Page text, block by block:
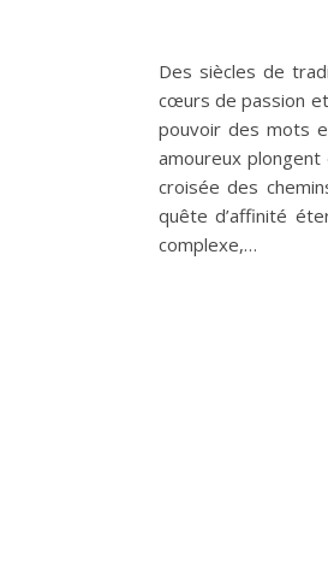
Des siècles de
cœurs de passion et
pouvoir des mots
amoureux plongent
croisée des
quête d’affinité
complexe,…